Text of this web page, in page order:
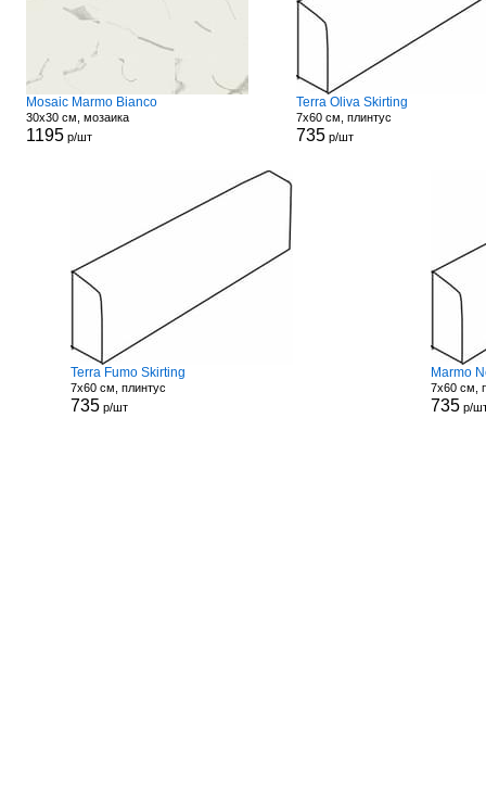
Mosaic Marmo Bianco
30x30 см, мозаика
1195р/шт
Terra Oliva Skirting
7x60 см, плинтус
735р/шт
Terra Fumo Skirting
7x60 см, плинтус
735 р/шт
Marmo
7x60 см,
735 р/